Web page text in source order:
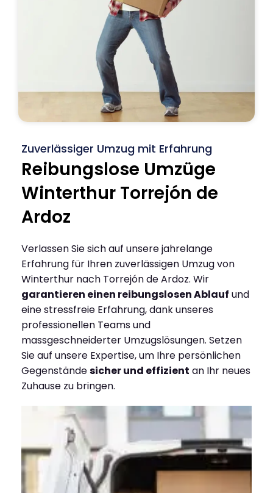
Zuverlässiger Umzug mit Erfahrung
Reibungslose Umzüge
Winterthur Torrejón de
Ardoz
Verlassen Sie sich auf unsere jahrelange
Erfahrung für Ihren zuverlässigen Umzug von
Winterthur nach Torrejón de Ardoz. Wir
garantieren einen reibungslosen Ablauf und
eine stressfreie Erfahrung, dank unseres
professionellen Teams und
massgeschneiderter Umzugslösungen. Setzen
Sie auf unsere Expertise, um Ihre persönlichen
Gegenständesicher und effizient an Ihr neues
Zuhause zu bringen.